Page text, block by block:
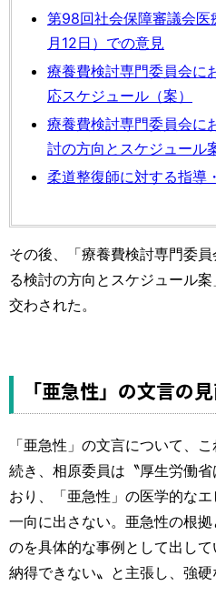
第98回社会保障審議会
月12日）での意見
療養費検討専門委員会に
応スケジュール（案）
療養費検討専門委員会に
討の方向とスケジュール
柔道整復師に対する指導
その後、「療養費検討専門委
る検討の方向とスケジュール
交わされた。
「亜急性」の文言の
「亜急性」の文言について、
続き、相原委員は〝厚生労働
おり、「亜急性」の医学的な
一向に出さない。亜急性の根
のを具体的な事例として出し
納得できない〟と主張し、強硬